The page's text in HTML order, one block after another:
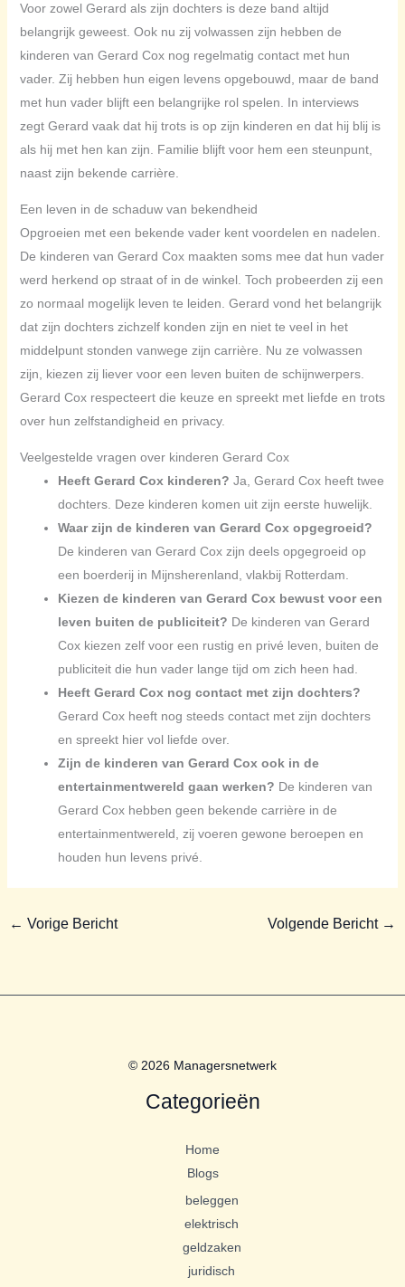
Voor zowel Gerard als zijn dochters is deze band altijd
belangrijk geweest. Ook nu zij volwassen zijn hebben de
kinderen van Gerard Cox nog regelmatig contact met hun
vader. Zij hebben hun eigen levens opgebouwd, maar de band
met hun vader blijft een belangrijke rol spelen. In interviews
zegt Gerard vaak dat hij trots is op zijn kinderen en dat hij blij is
als hij met hen kan zijn. Familie blijft voor hem een steunpunt,
naast zijn bekende carrière.
Een leven in de schaduw van bekendheid
Opgroeien met een bekende vader kent voordelen en nadelen.
De kinderen van Gerard Cox maakten soms mee dat hun vader
werd herkend op straat of in de winkel. Toch probeerden zij een
zo normaal mogelijk leven te leiden. Gerard vond het belangrijk
dat zijn dochters zichzelf konden zijn en niet te veel in het
middelpunt stonden vanwege zijn carrière. Nu ze volwassen
zijn, kiezen zij liever voor een leven buiten de schijnwerpers.
Gerard Cox respecteert die keuze en spreekt met liefde en trots
over hun zelfstandigheid en privacy.
Veelgestelde vragen over kinderen Gerard Cox
Heeft Gerard Cox kinderen? Ja, Gerard Cox heeft twee
dochters. Deze kinderen komen uit zijn eerste huwelijk.
Waar zijn de kinderen van Gerard Cox opgegroeid?
De kinderen van Gerard Cox zijn deels opgegroeid op
een boerderij in Mijnsherenland, vlakbij Rotterdam.
Kiezen de kinderen van Gerard Cox bewust voor een
leven buiten de publiciteit? De kinderen van Gerard
Cox kiezen zelf voor een rustig en privé leven, buiten de
publiciteit die hun vader lange tijd om zich heen had.
Heeft Gerard Cox nog contact met zijn dochters?
Gerard Cox heeft nog steeds contact met zijn dochters
en spreekt hier vol liefde over.
Zijn de kinderen van Gerard Cox ook in de
entertainmentwereld gaan werken? De kinderen van
Gerard Cox hebben geen bekende carrière in de
entertainmentwereld, zij voeren gewone beroepen en
houden hun levens privé.
← Vorige Bericht Volgende Bericht →
© 2026 Managersnetwerk
Categorieën
Home
Blogs
beleggen
elektrisch
geldzaken
juridisch